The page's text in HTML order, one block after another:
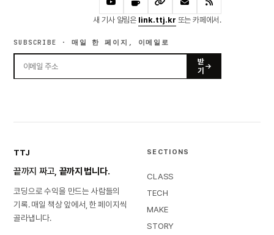
새 기사 알림은 link.ttj.kr 또는 카페에서.
SUBSCRIBE · 매일 한 페이지, 이메일로
받
기
TTJ
끝까지 짜고, 끝까지 법니다.
코딩으로 수익을 만드는 사람들의
기록. 매일 책상 앞에서, 한 페이지씩
골라냅니다.
SECTIONS
CLASS
TECH
MAKE
STORY